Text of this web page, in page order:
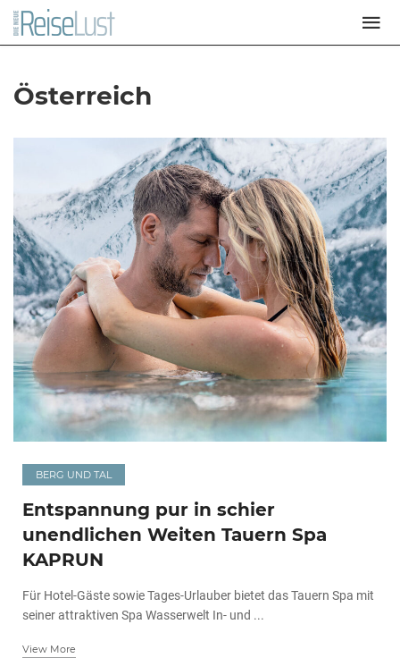
Österreich
BERG UND TAL
Entspannung pur in schier
unendlichen Weiten Tauern Spa
KAPRUN
Für Hotel-Gäste sowie Tages-Urlauber bietet das Tauern Spa mit
seiner attraktiven Spa Wasserwelt In- und ...
View More